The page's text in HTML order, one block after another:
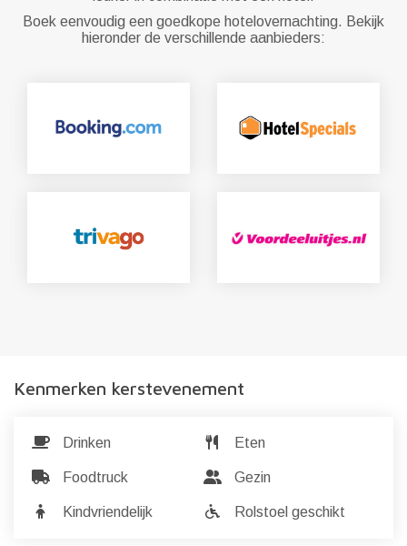
Boek eenvoudig een goedkope hotelovernachting. Bekijk
hieronder de verschillende aanbieders:
Kenmerken kerstevenement
Drinken Eten
Foodtruck Gezin
Kindvriendelijk Rolstoel geschikt